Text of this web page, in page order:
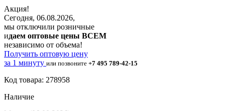
Акция!
Сегодня, 06.08.2026,
мы отключили розничные
идаем оптовые цены ВСЕМ
независимо от объема!
Получить оптовую цену
за 1 минуту или позвоните +7 495 789-42-15
Код товара: 278958
Наличие